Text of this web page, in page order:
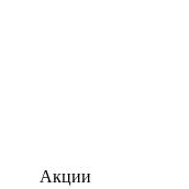
Акции